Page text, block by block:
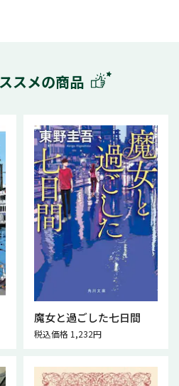
スメの商品
魔女と過ごした七日間
税込価格 1,232円